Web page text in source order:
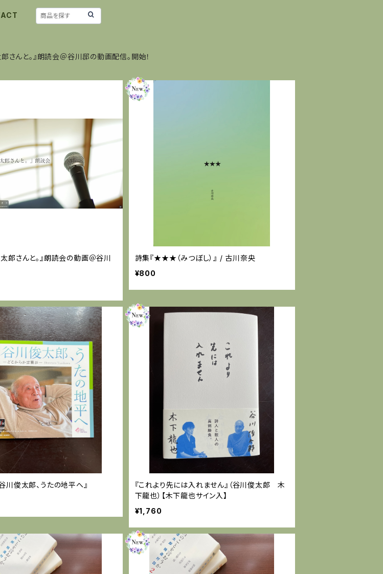
さんと。』朗読会＠谷川邸の動画配信。開始！
太郎さんと。』朗読会の動画＠谷川
詩集『★★★（みつぼし）』 / 古川奈央
¥800
川俊太郎、うたの地平へ』
『これより先には入れません』（谷川俊太郎 木
下龍也）【木下龍也サイン入】
¥1,760